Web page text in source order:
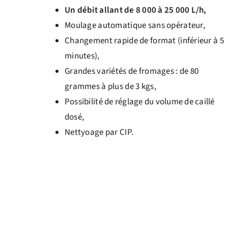
Un débit allant de 8 000 à 25 000 L/h,
Moulage automatique sans opérateur,
Changement rapide de format (inférieur à 5
minutes),
Grandes variétés de fromages : de 80
grammes à plus de 3 kgs,
Possibilité de réglage du volume de caillé
dosé,
Nettyoage par CIP.